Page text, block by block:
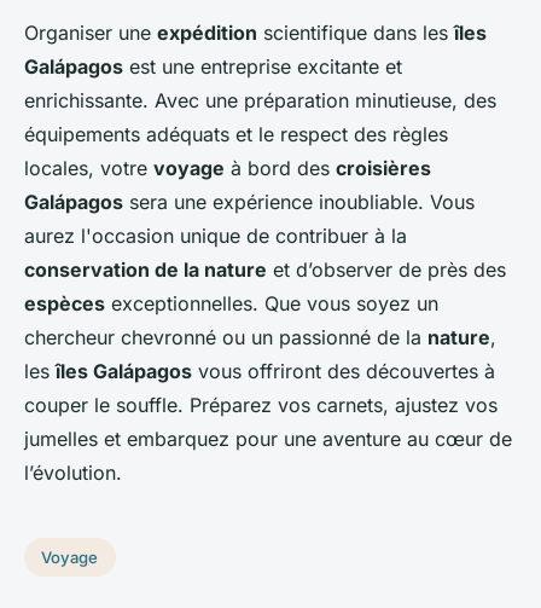
Organiser une expédition scientifique dans lesîles
Galápagos est une entreprise excitante et
enrichissante. Avec une préparation minutieuse, des
équipements adéquats et le respect des règles
locales, votre voyage à bord des croisières
Galápagos sera une expérience inoubliable. Vous
aurez l'occasion unique de contribuer à la
conservation de la nature et d’observer de près des
espèces exceptionnelles. Que vous soyez un
chercheur chevronné ou un passionné de la nature,
lesîles Galápagos vous offriront des découvertes à
couper le souffle. Préparez vos carnets, ajustez vos
jumelles et embarquez pour une aventure au cœur de
l’évolution.
Voyage